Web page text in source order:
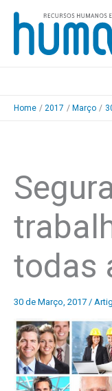
Skip
content
Home 2017 Março
todas
30 de Março, 2017 /